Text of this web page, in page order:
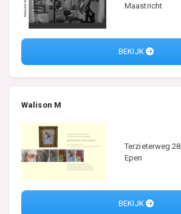
Maastricht
BEKIJK
Walison M
Terzieterweg 28,
Epen
BEKIJK